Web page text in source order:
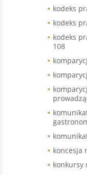
kodeks
kodeks
kodeks
108
koncesja
konkursy